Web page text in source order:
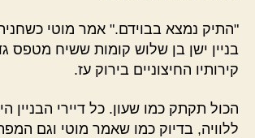
"התיק נמצא בבוידם." אמר מוטי
בניין ישן בן שלוש קומות ששיח מטפס
קירותיו החיצוניים בירוק עז.
הכול תקתק כמו שעון. כל דיירי הבניין
ללוויה, בדיוק כמו שאמר מוטי וגם